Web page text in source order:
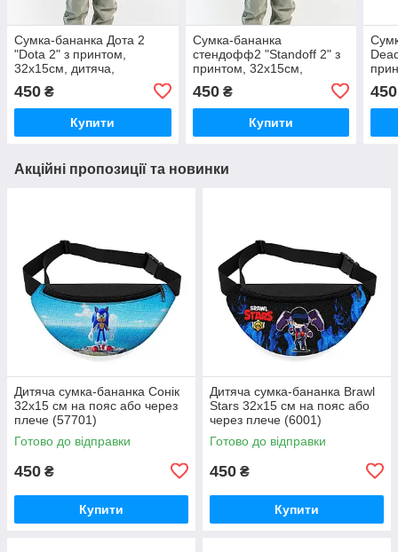
Сумка-бананка Дота 2
"Dota 2" з принтом,
32х15см, дитяча,
450 ₴
Купити
Сумка-бананка
стендофф2 "Standoff 2" з
принтом, 32х15см,
дитяча, молодіжна (0112)
450₴
Купити
450
Акційні пропозиції та новинки
Дитяча сумка-бананка Сонік
32х15 см на пояс або через
плече (57701)
Готово до відправки
450 ₴
Купити
Дитяча сумка-бананка Brawl
Stars 32х15 см на пояс або
через плече (6001)
Готово до відправки
450 ₴
Купити